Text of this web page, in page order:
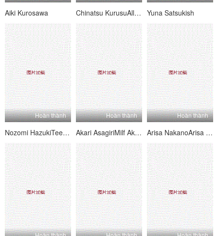
Aiki Kurosawa Chinatsu KurusuAll Holes Open For Group Fun With Chinatsu Kurusu Yuna Satsukish
Hoàn thành
Nozomi HazukiTeen Nozomi Hazuki Gets Dped And Pussy Creampied
Hoàn thành
Akari AsagiriMilf Akari Asagiri Gets Both Her Holes Dped And Creamed
Hoàn thành
Arisa NakanoArisa Nakano Bends Over For An Anal Toy Fucking